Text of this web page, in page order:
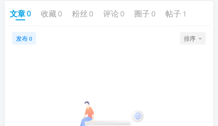
文章0 收藏 0 粉丝 0 评论 0 圈子 0 帖子 1
发布 0 排序